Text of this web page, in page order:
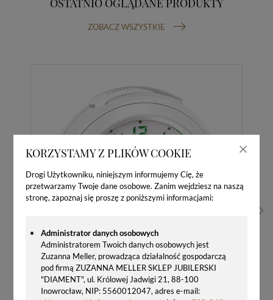
KORZYSTAMY Z PLIKÓW COOKIE
Drogi Użytkowniku, niniejszym informujemy Cię, że
przetwarzamy Twoje dane osobowe. Zanim wejdziesz na naszą
stronę, zapoznaj się proszę z poniższymi informacjami:
Administrator danych osobowych
Administratorem Twoich danych osobowych jest
Zuzanna Meller, prowadząca działalność gospodarczą
pod firmą ZUZANNA MELLER SKLEP JUBILERSKI
"DIAMENT", ul. Królowej Jadwigi 21, 88-100
Inowrocław, NIP: 5560012047, adres e-mail:
OSTATNIO OGLĄDANE PRODUKTY
ZOBACZ WSZYSTKIE